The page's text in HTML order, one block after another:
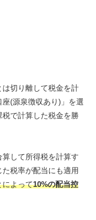
切り離して税金を計
(源泉徴収あり)」を選
で計算した税金を勝
して所得税を計算す
税率が配当にも適用
によって10%の配当控